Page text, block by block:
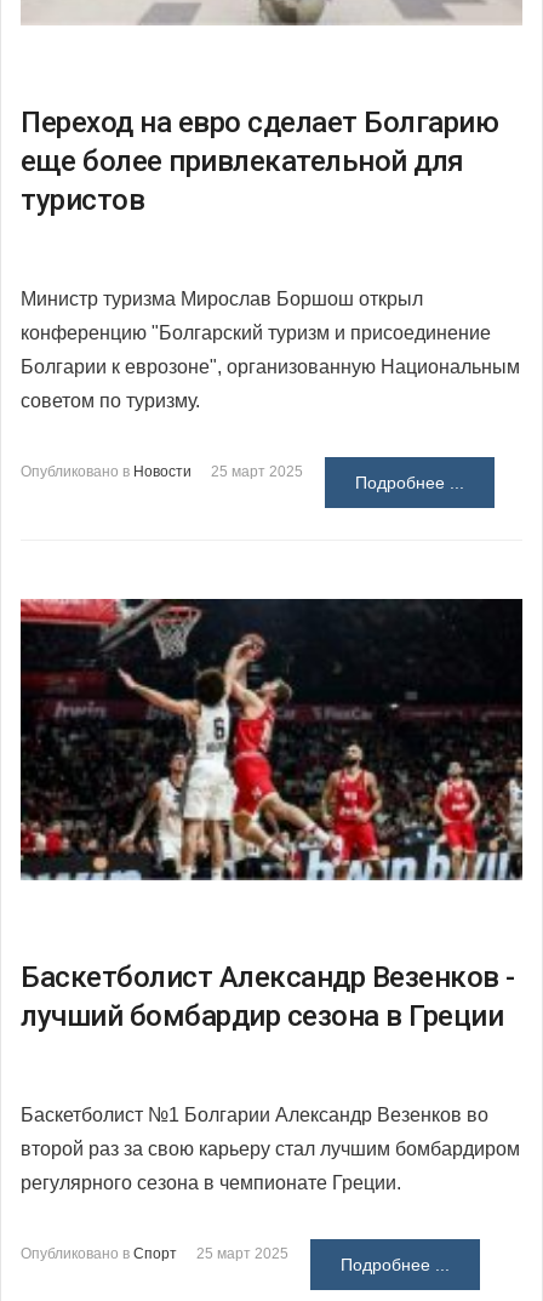
Переход на евро сделает Болгарию
еще более привлекательной для
туристов
Министр туризма Мирослав Боршош открыл
конференцию "Болгарский туризм и присоединение
Болгарии к еврозоне", организованную Национальным
советом по туризму.
Опубликовано в Новости 25 март 2025
Подробнее ...
Баскетболист Александр Везенков -
лучший бомбардир сезона в Греции
Баскетболист №1 Болгарии Александр Везенков во
второй раз за свою карьеру стал лучшим бомбардиром
регулярного сезона в чемпионате Греции.
Опубликовано в Спорт 25 март 2025
Подробнее ...